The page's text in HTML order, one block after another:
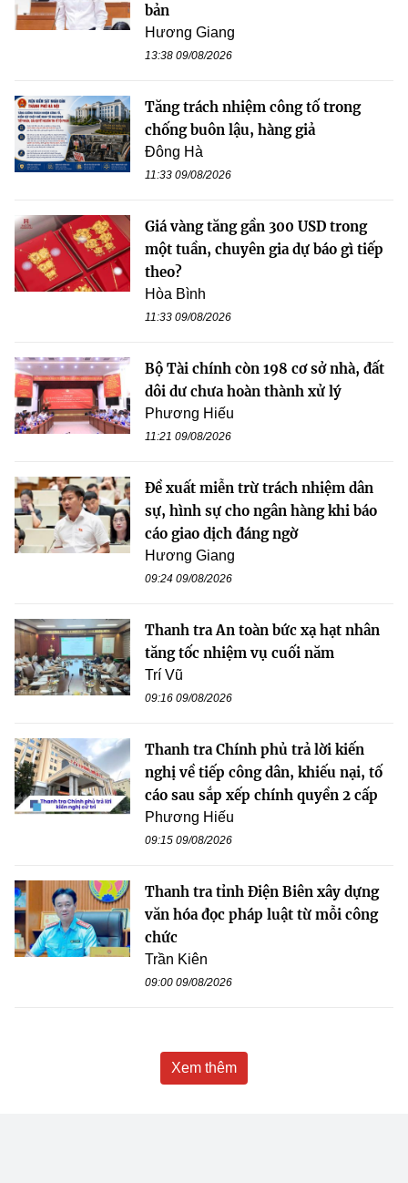
bản
Hương Giang
13:38 09/08/2026
Tăng trách nhiệm công tố trong
chống buôn lậu, hàng giả
Đông Hà
11:33 09/08/2026
Giá vàng tăng gần 300 USD trong
một tuần, chuyên gia dự báo gì tiếp
theo?
Hòa Bình
11:33 09/08/2026
Bộ Tài chính còn 198 cơ sở nhà, đất
dôi dư chưa hoàn thành xử lý
Phương Hiếu
11:21 09/08/2026
Đề xuất miễn trừ trách nhiệm dân
sự, hình sự cho ngân hàng khi báo
cáo giao dịch đáng ngờ
Hương Giang
09:24 09/08/2026
Thanh tra An toàn bức xạ hạt nhân
tăng tốc nhiệm vụ cuối năm
Trí Vũ
09:16 09/08/2026
Thanh tra Chính phủ trả lời kiến
nghị về tiếp công dân, khiếu nại, tố
cáo sau sắp xếp chính quyền 2 cấp
Phương Hiếu
09:15 09/08/2026
Thanh tra tỉnh Điện Biên xây dựng
văn hóa đọc pháp luật từ mỗi công
chức
Trần Kiên
09:00 09/08/2026
Xem thêm